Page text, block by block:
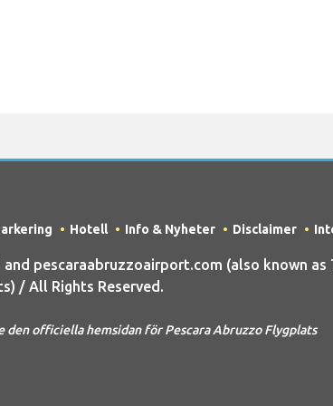
Hotell Info & Nyheter Disclaimer
pescaraabruzzoairport.com (also known
/ All Rights Reserved.
den officiella hemsidan för Pescara Abruzzo Flygplats